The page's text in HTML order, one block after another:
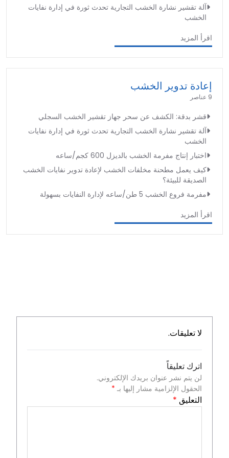
آلة تقشير نشارة الخشب التجارية تحدث ثورة في إدارة نفايات
الخشب
اقرأ المزيد
إعادة تدوير الخشب
9 عناصر
قشر بدقة: الكشف عن سحر جهاز تقشير الخشب السجلي
آلة تقشير نشارة الخشب التجارية تحدث ثورة في إدارة نفايات
الخشب
اختبار إنتاج مفرمة الخشب بالديزل 600 كجم/ساعه
كيف يعمل مطحنة مخلفات الخشب لإعادة تدوير نفايات الخشب
الصديقة للبيئة؟
مفرمة فروع الخشب 5 طن/ساعه لإدارة النفايات بسهولة
اقرأ المزيد
لا تعليقات.
اترك تعليقاً
لن يتم نشر عنوان بريدك الإلكتروني.
الحقول الإلزامية مشار إليها بـ *
التعليق *